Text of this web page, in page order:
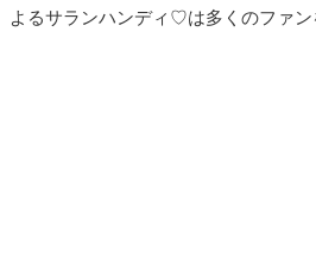
よるサランハンディ♡は多くのファン